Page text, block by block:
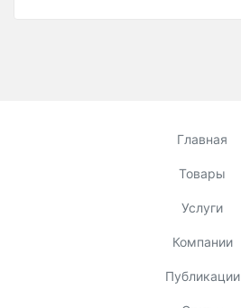
Главная
Товары
Услуги
Компании
Публикации